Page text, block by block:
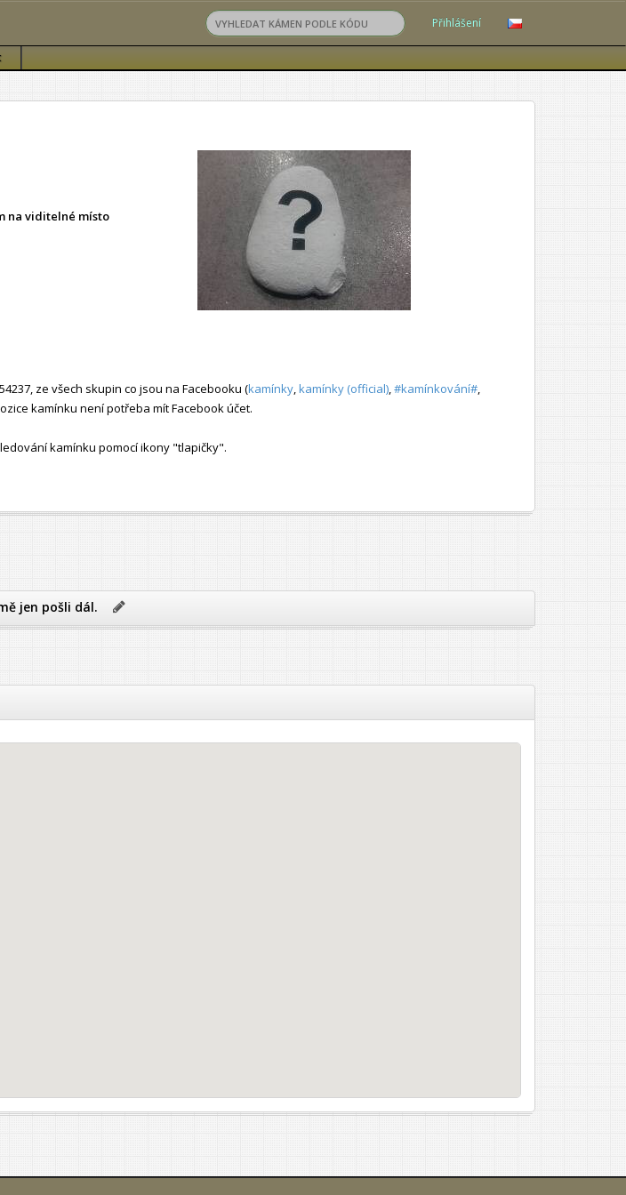
Přihlášení
na viditelné místo
ze všech skupin co jsou na Facebooku (kamínky kamínky (official) #kamínkování#
kamínku není potřeba mít Facebook účet.
kamínku pomocí ikony "tlapičky".
jen pošli dál.